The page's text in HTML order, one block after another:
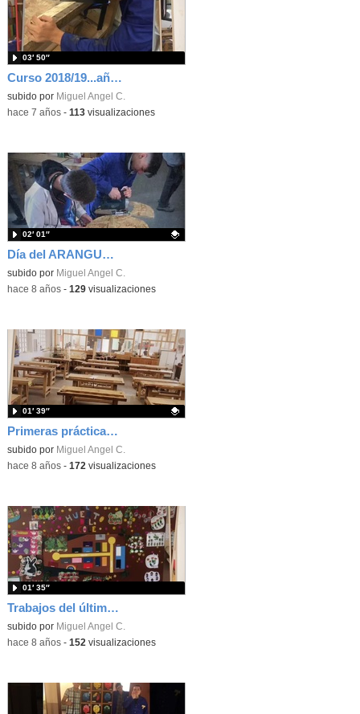
Curso 2018/19...año cero
subido por Miguel Angel C.
03′ 50″
-hace 7 años- 113visualizaciones
Día del ARANGUREN-Trivial y MásterMeninas
Contenido educativo.
subido por Miguel Angel C.
02′ 01″
-hace 8 años- 129visualizaciones
Primeras prácticas. Lámpara de sobremesa...
Contenido educativo.
subido por Miguel Angel C.
01′ 39″
-hace 8 años- 172 visualizaciones
Trabajos del último trimestre...
subido por Miguel Angel C.
01′ 35″
-hace 8 años- 152 visualizaciones